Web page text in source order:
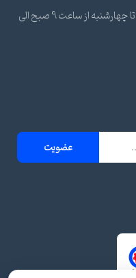
ساعات پاسخ گویی تلفنی و پشتیبانی شنبه تا چهارشنبه از ساعت 9 صبح الی
عضویت